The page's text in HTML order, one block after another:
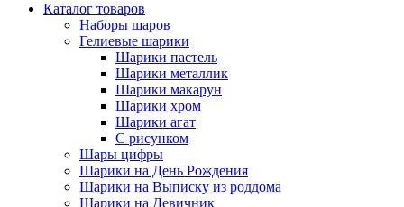
Каталог товаров
Наборы шаров
Гелиевые шарики
Шарики пастель
Шарики металлик
Шарики макарун
Шарики хром
Шарики агат
С рисунком
Шары цифры
Шарики на День Рождения
Шарики на Выписку из роддома
Шарики на Девичник